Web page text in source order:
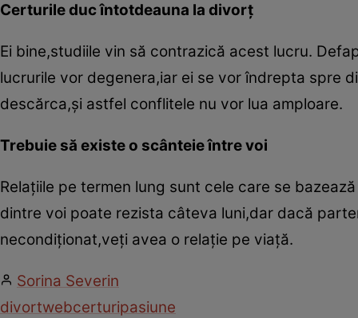
Certurile duc întotdeauna la divorţ
Ei bine,studiile vin să contrazică acest lucru.
lucrurile vor degenera,iar ei se vor îndrepta spre
descărca,şi astfel conflitele nu vor lua amploare.
Trebuie să existe o scânteie între voi
Relaţiile pe termen lung sunt cele care se
dintre voi poate rezista câteva luni,dar dacă
necondiţionat,veţi avea o relaţie pe viaţă.
Sorina Severin
divortwebcerturipasiune